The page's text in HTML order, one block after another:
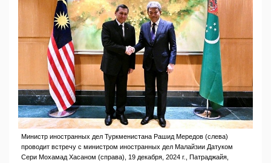
Министр иностранных дел Туркменистана Рашид Мередов (слева)
проводит встречу с министром иностранных дел Малайзии Датуком
Сери Мохамад Хасаном (справа), 19 декабря, 2024 г., Патраджайя,